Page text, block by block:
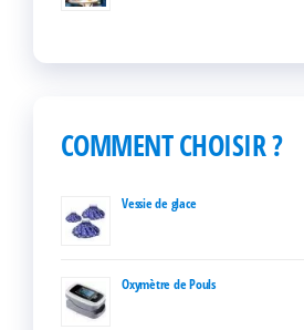
COMMENT CHOISIR ?
Vessie de glace
Oxymètre de Pouls